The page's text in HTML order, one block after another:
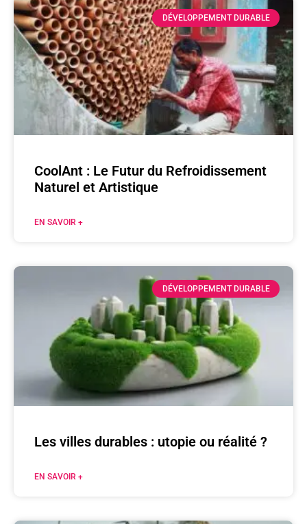
DÉVELOPPEMENT DURABLE
CoolAnt : Le Futur du Refroidissement
Naturel et Artistique
EN SAVOIR +
DÉVELOPPEMENT DURABLE
Les villes durables : utopie ou réalité ?
EN SAVOIR +